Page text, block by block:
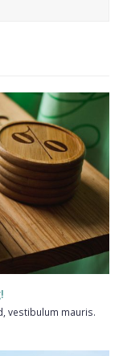
vestibulum mauris.